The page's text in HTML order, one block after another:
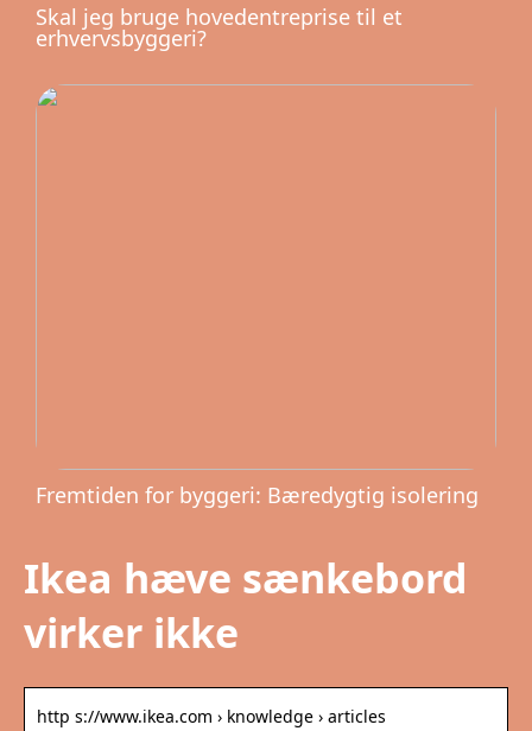
Skal jeg bruge hovedentreprise til et
erhvervsbyggeri?
Fremtiden for byggeri: Bæredygtig isolering
Ikea hæve sænkebord
virker ikke
http s://www.ikea.com › knowledge › articles